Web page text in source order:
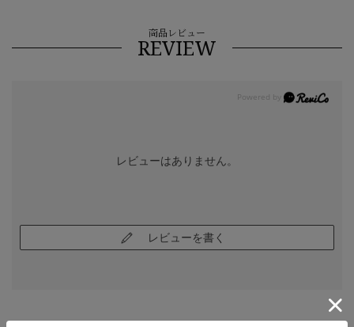
商品レビュー
REVIEW
レビューはありません。
レビューを書く